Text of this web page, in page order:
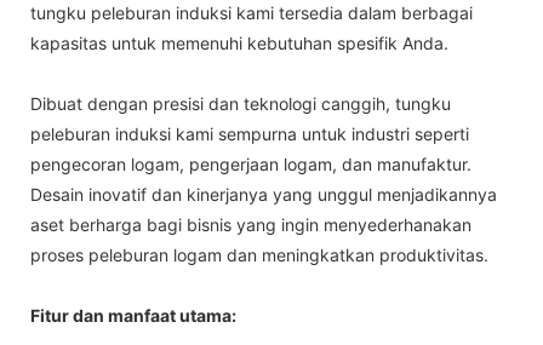
tungku peleburan induksi kami tersedia dalam berbagai
kapasitas untuk memenuhi kebutuhan spesifik Anda.
Dibuat dengan presisi dan teknologi canggih, tungku
peleburan induksi kami sempurna untuk industri seperti
pengecoran logam, pengerjaan logam, dan manufaktur.
Desain inovatif dan kinerjanya yang unggul menjadikannya
aset berharga bagi bisnis yang ingin menyederhanakan
proses peleburan logam dan meningkatkan produktivitas.
Fitur dan manfaat utama: